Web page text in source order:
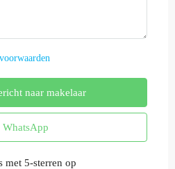
voorwaarden
naar makelaar
WhatsApp
met 5-sterren op